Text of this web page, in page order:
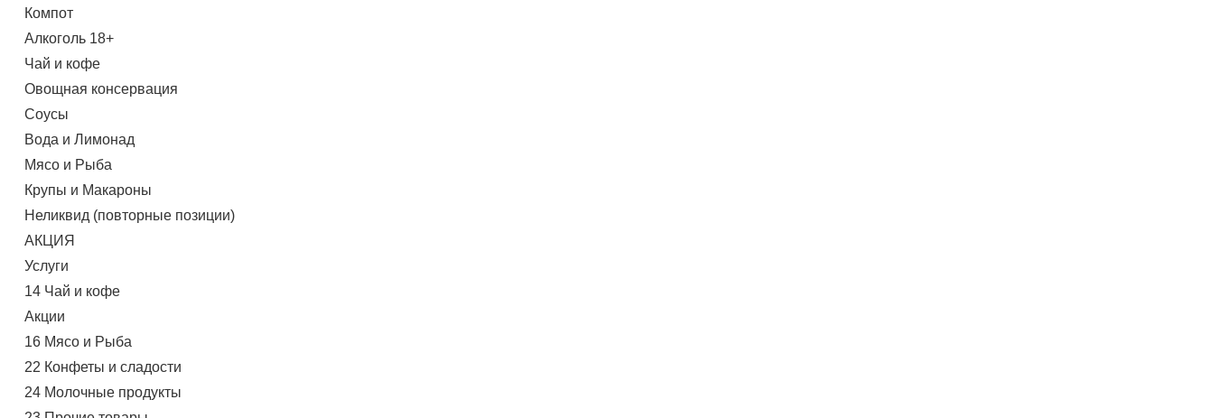
Компот
Алкоголь 18+
Чай и кофе
Овощная консервация
Соусы
Вода и Лимонад
Мясо и Рыба
Крупы и Макароны
Неликвид (повторные позиции)
АКЦИЯ
Услуги
14 Чай и кофе
Акции
16 Мясо и Рыба
22 Конфеты и сладости
24 Молочные продукты